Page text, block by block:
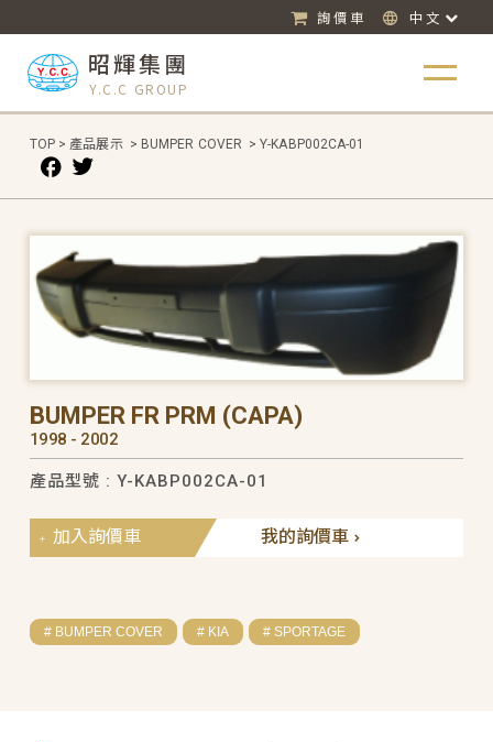
詢價車 中文
昭輝集團
Y.C.C GROUP
TOP > 產品展示 > BUMPER COVER > Y-KABP002CA-01
BUMPER FR PRM (CAPA)
1998 - 2002
產品型號 : Y-KABP002CA-01
我的詢價車
加入詢價車
# BUMPER COVER # KIA # SPORTAGE